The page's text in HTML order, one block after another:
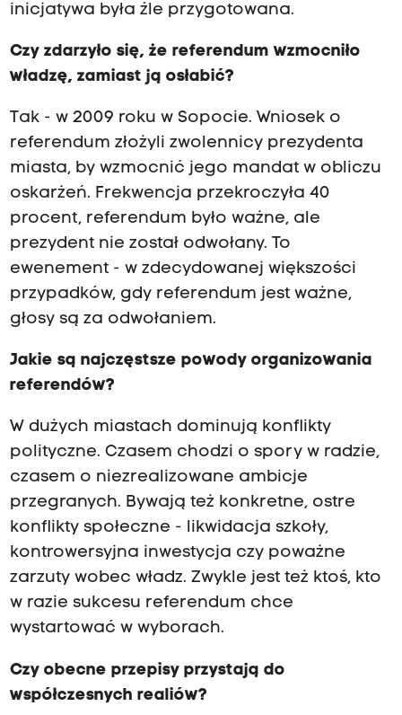
inicjatywa była źle przygotowana.
Czy zdarzyło się, że referendum wzmocniło
władzę, zamiast ją osłabić?
Tak - w 2009 roku w Sopocie. Wniosek o
referendum złożyli zwolennicy prezydenta
miasta, by wzmocnić jego mandat w obliczu
oskarżeń. Frekwencja przekroczyła 40
procent, referendum było ważne, ale
prezydent nie został odwołany. To
ewenement - w zdecydowanej większości
przypadków, gdy referendum jest ważne,
głosy są za odwołaniem.
Jakie są najczęstsze powody organizowania
referendów?
W dużych miastach dominują konflikty
polityczne. Czasem chodzi o spory w radzie,
czasem o niezrealizowane ambicje
przegranych. Bywają też konkretne, ostre
konflikty społeczne - likwidacja szkoły,
kontrowersyjna inwestycja czy poważne
zarzuty wobec władz. Zwykle jest też ktoś, kto
w razie sukcesu referendum chce
wystartować w wyborach.
Czy obecne przepisy przystają do
współczesnych realiów?